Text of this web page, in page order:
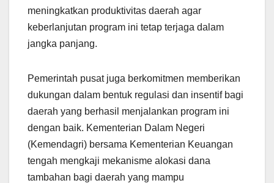
meningkatkan produktivitas daerah agar
keberlanjutan program ini tetap terjaga dalam
jangka panjang.
Pemerintah pusat juga berkomitmen memberikan
dukungan dalam bentuk regulasi dan insentif bagi
daerah yang berhasil menjalankan program ini
dengan baik. Kementerian Dalam Negeri
(Kemendagri) bersama Kementerian Keuangan
tengah mengkaji mekanisme alokasi dana
tambahan bagi daerah yang mampu